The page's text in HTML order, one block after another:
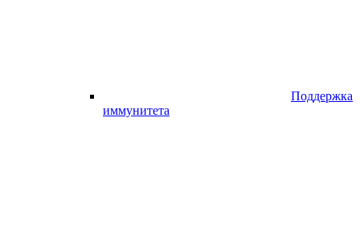
Поддержка
иммунитета